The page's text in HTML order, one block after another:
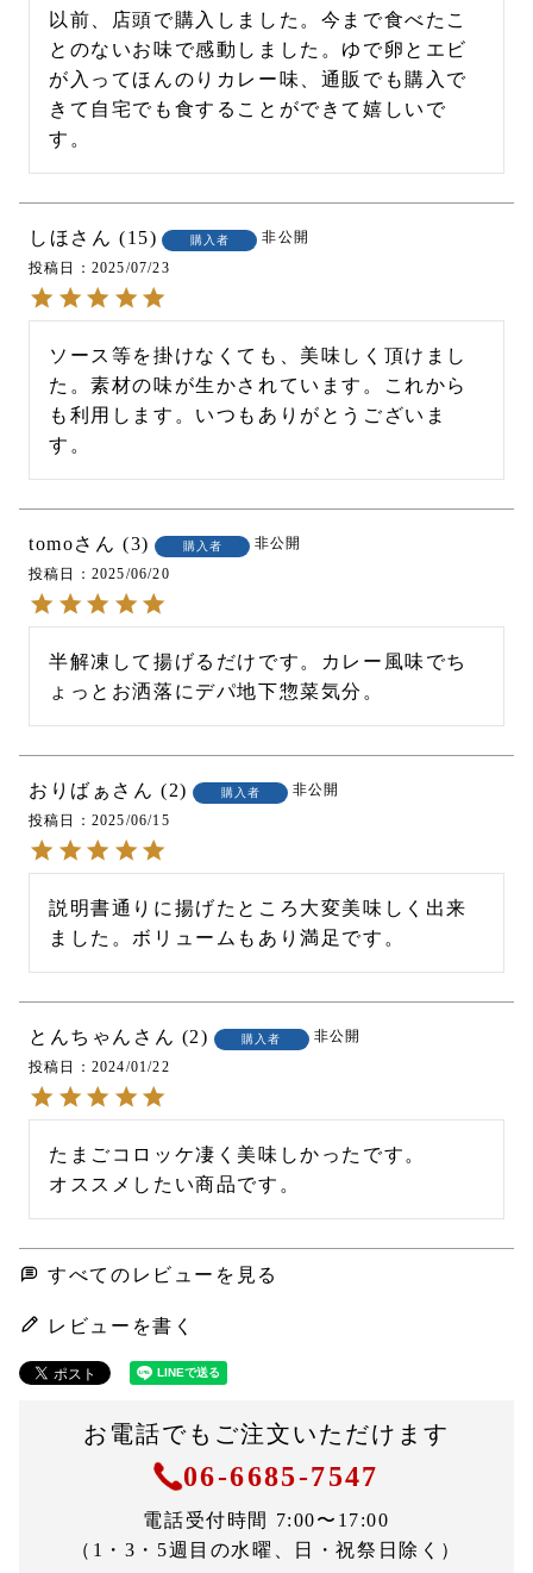
以前、店頭で購入しました。今まで食べたこ
とのないお味で感動しました。ゆで卵とエビ
が入ってほんのりカレー味、通販でも購入で
きて自宅でも食することができて嬉しいで
す。
しほ 15 購入者
非公開
投稿日
2025/07/23
ソース等を掛けなくても、美味しく頂けまし
た。素材の味が生かされています。これから
も利用します。いつもありがとうございま
す。
tomo 3 購入者
非公開
投稿日
2025/06/20
半解凍して揚げるだけです。カレー風味でち
ょっとお洒落にデパ地下惣菜気分。
おりばぁ 2 購入者
非公開
投稿日
2025/06/15
説明書通りに揚げたところ大変美味しく出来
ました。ボリュームもあり満足です。
とんちゃん 2 購入者
非公開
投稿日
2024/01/22
たまごコロッケ凄く美味しかったです。
オススメしたい商品です。
すべてのレビューを見る
レビューを書く
お電話でもご注文いただけます
06-6685-7547
電話受付時間 7:00〜17:00
（1・3・5週目の水曜、日・祝祭日除く）